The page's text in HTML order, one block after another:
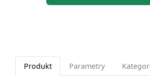
Produkt Parametry